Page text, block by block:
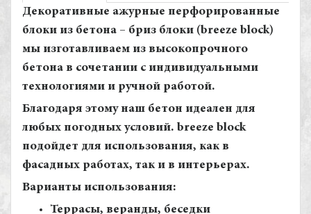
Декоративные ажурные перфорированные
блоки из бетона – бриз блоки (breeze block)
мы изготавливаем из высокопрочного
бетона в сочетании с индивидуальными
технологиями и ручной работой.
Благодаря этому наш бетон идеален для
любых погодных условий. breeze block
подойдет для использования, как в
фасадных работах, так и в интерьерах.
Варианты использования:
Террасы, веранды, беседки